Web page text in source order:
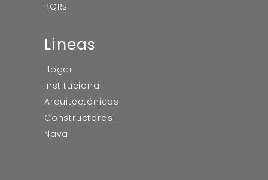
PQRs
Lineas
Hogar
Institucional
Arquitectónicos
Constructoras
Naval